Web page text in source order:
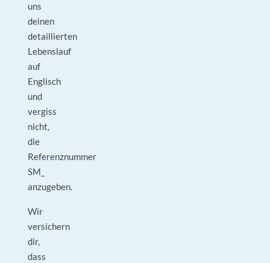
uns
deinen
detaillierten
Lebenslauf
auf
Englisch
und
vergiss
nicht,
die
Referenznummer
SM_
anzugeben.
Wir
versichern
dir,
dass